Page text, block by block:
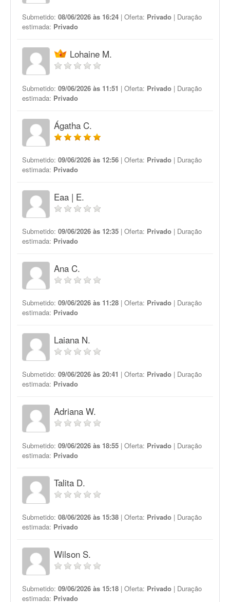
Submetido: 08/06/2026 às 16:24 | Oferta: Privado | Duração
estimada: Privado
Lohaine M.
Submetido: 09/06/2026 às 11:51 | Oferta: Privado | Duração
estimada: Privado
Ágatha C.
Submetido: 09/06/2026 às 12:56 | Oferta: Privado | Duração
estimada: Privado
Eaa | E.
Submetido: 09/06/2026 às 12:35 | Oferta: Privado | Duração
estimada: Privado
Ana C.
Submetido: 09/06/2026 às 11:28 | Oferta: Privado | Duração
estimada: Privado
Laiana N.
Submetido: 09/06/2026 às 20:41 | Oferta: Privado | Duração
estimada: Privado
Adriana W.
Submetido: 09/06/2026 às 18:55 | Oferta: Privado | Duração
estimada: Privado
Talita D.
Submetido: 08/06/2026 às 15:38 | Oferta: Privado | Duração
estimada: Privado
Wilson S.
Submetido: 09/06/2026 às 15:18 | Oferta: Privado | Duração
estimada: Privado